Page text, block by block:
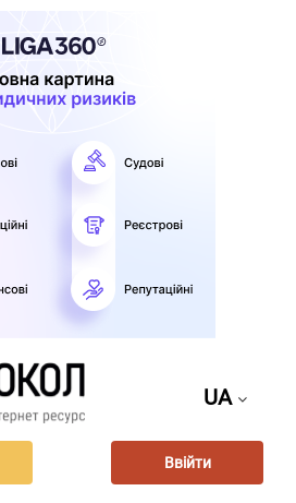
UA
Ввійти